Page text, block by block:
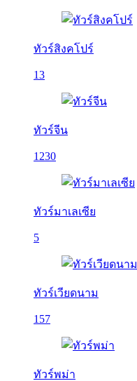
ทัวร์สิงคโปร์
13
ทัวร์จีน
1230
ทัวร์มาเลเซีย
5
ทัวร์เวียดนาม
157
ทัวร์พม่า